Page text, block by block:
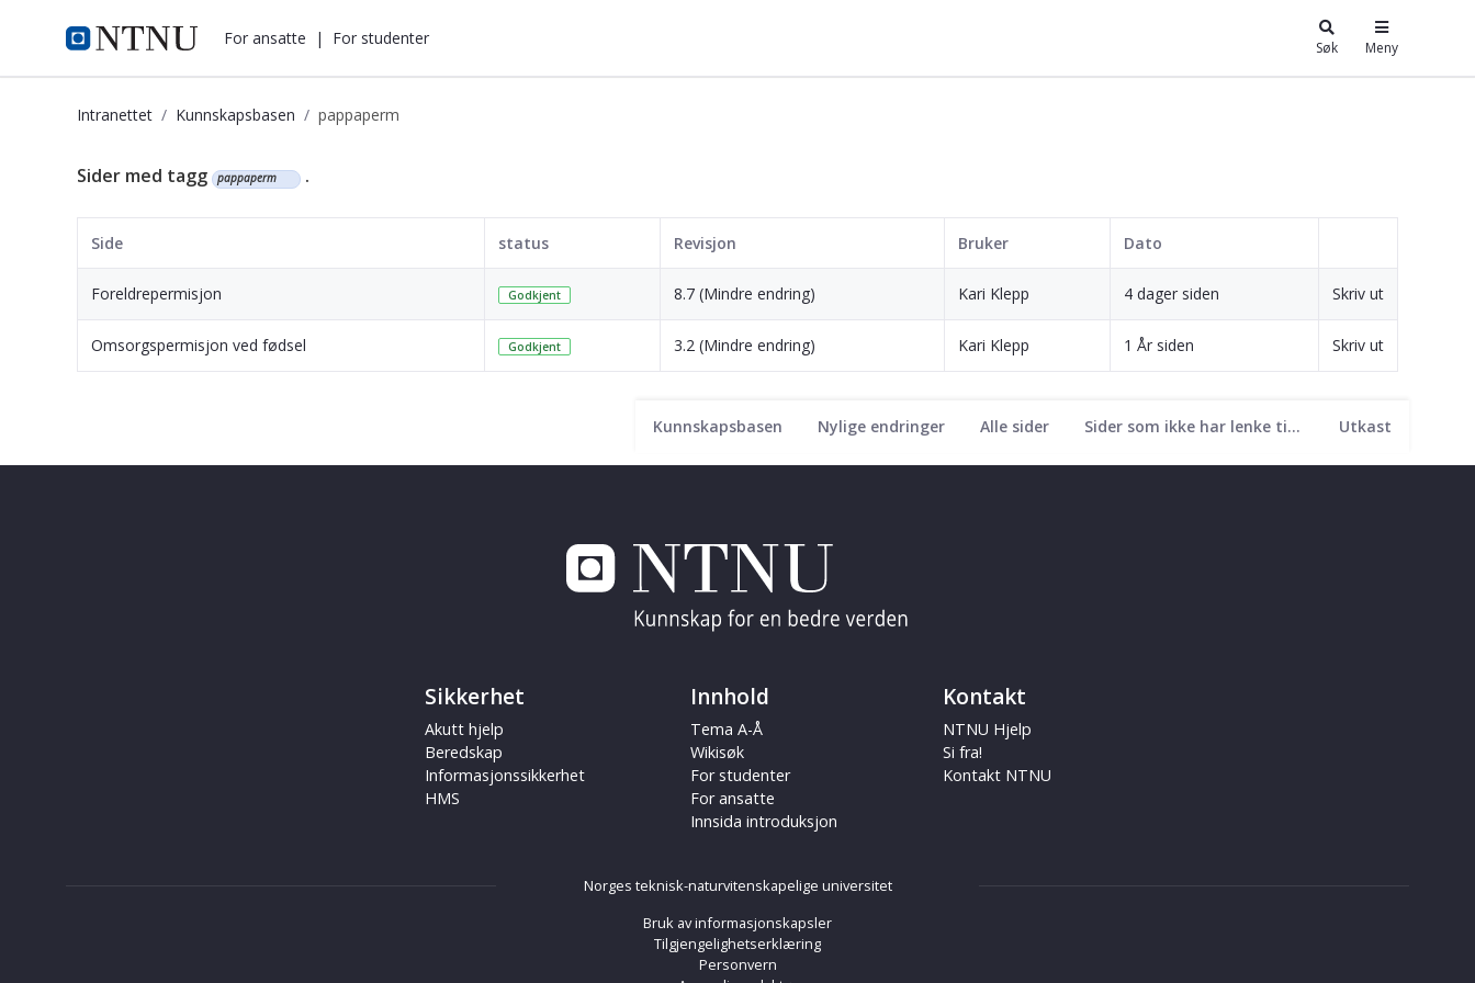
i.ntnu.no For ansatte | For studenter Søk Meny
Intranettet Kunnskapsbasen pappaperm
Kunnskapsbasen
Kunnskapsbasen Nylige endringer Alle sider Sider som ikke har lenke til seg Utkast
Sider med tagg pappaperm .
Side status Revisjon Bruker Dato
Foreldrepermisjon Godkjent 8.7 (Mindre endring) Kari Klepp 4 dager siden Skriv ut
Omsorgspermisjon ved fødsel Godkjent 3.2 (Mindre endring) Kari Klepp 1 År siden Skriv ut
Sikkerhet
Akutt hjelp
Beredskap
Informasjonssikkerhet
HMS
Innhold
Tema A-Å
Wikisøk
For studenter
For ansatte
Innsida introduksjon
Kontakt
NTNU Hjelp
Si fra!
Kontakt NTNU
Norges teknisk-naturvitenskapelige universitet
Bruk av informasjonskapsler
Tilgjengelighetserklæring
Personvern